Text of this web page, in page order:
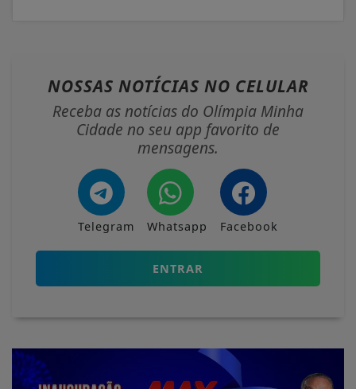
NOSSAS NOTÍCIAS NO CELULAR
Receba as notícias do Olímpia Minha
Cidade no seu app favorito de
mensagens.
Telegram Whatsapp Facebook
ENTRAR